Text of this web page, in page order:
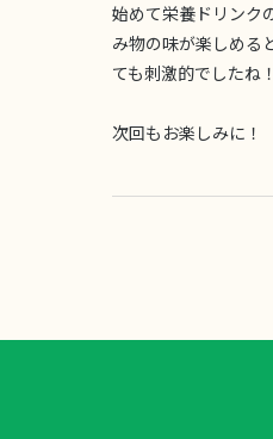
始めて栄養ドリンク
み物の味が楽しめる
ても刺激的でしたね
次回もお楽しみに！